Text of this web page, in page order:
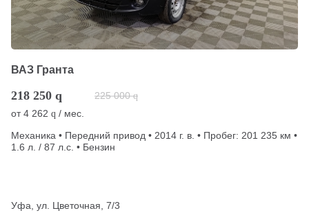
ВАЗ Гранта
218 250 q 225 000 q
от4 262 q / мес.
Механика • Передний привод • 2014 г. в. • Пробег: 201 235 км •
1.6 л. / 87 л.с. • Бензин
Уфа, ул. Цветочная, 7/3